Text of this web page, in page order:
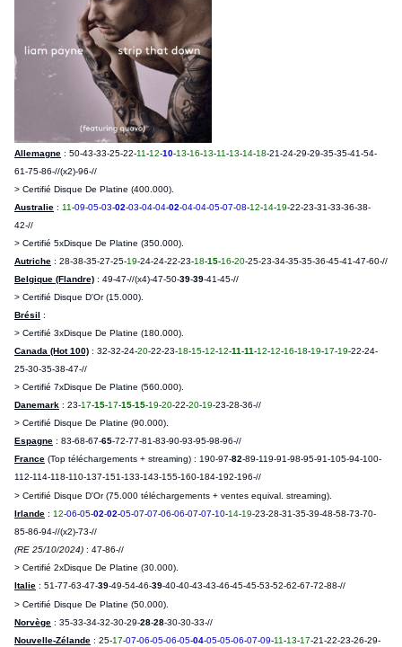
Allemagne : 50-43-33-25-22-11-12-10-13-16-13-11-13-14-18-21-24-29-29-35-35-41-54-
61-75-86-//(x2)-96-//
> Certifié Disque De Platine (400.000).
Australie : 11-09-05-03-02-03-04-04-02-04-04-05-07-08-12-14-19-22-23-31-33-36-38-
42-//
> Certifié 5xDisque De Platine (350.000).
Autriche : 28-38-35-27-25-19-24-24-22-23-18-15-16-20-25-23-34-35-35-36-45-41-47-60-//
Belgique (Flandre) : 49-47-//(x4)-47-50-39-39-41-45-//
> Certifié Disque D'Or (15.000).
Brésil
:
> Certifié 3xDisque De Platine (180.000).
Canada (Hot 100) : 32-32-24-20-22-23-18-15-12-12-11-11-12-12-16-18-19-17-19-22-24-
25-30-35-38-47-//
> Certifié 7xDisque De Platine (560.000).
Danemark : 23-17-15-17-15-15-19-20-22-20-19-23-28-36-//
> Certifié Disque De Platine (90.000).
Espagne : 83-68-67-65-72-77-81-83-90-93-95-98-96-//
France (Top téléchargements + streaming) : 190-97-82-89-119-91-98-95-91-105-94-100-
112-114-118-110-137-151-133-143-155-160-184-192-196-//
> Certifié Disque D'Or (75.000 téléchargements + ventes equival. streaming).
Irlande : 12-06-05-02-02-05-07-07-06-06-07-07-10-14-19-23-28-31-35-39-48-58-73-70-
85-86-94-//(x2)-73-//
(RE 25/10/2024) : 47-86-//
> Certifié 2xDisque De Platine (30.000).
Italie : 51-77-63-47-39-49-54-46-39-40-40-43-43-46-45-45-53-52-62-67-72-88-//
> Certifié Disque De Platine (50.000).
Norvège : 35-33-34-32-30-29-28-28-30-30-33-//
Nouvelle-Zélande : 25-17-07-06-05-06-05-04-05-05-06-07-09-11-13-17-21-22-23-26-29-